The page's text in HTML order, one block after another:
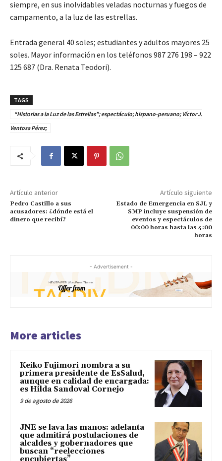
siempre, en sus inolvidables veladas nocturnas y fuegos de
campamento, a la luz de las estrellas.
Entrada general 40 soles; estudiantes y adultos mayores 25
soles. Mayor información en los teléfonos 987 276 198 – 922
125 687 (Dra. Renata Teodori).
TAGS
“Historias a la Luz de las Estrellas”; espectáculo; hispano-peruano; Víctor J.
Ventosa Pérez;
Artículo anterior
Pedro Castillo a sus
acusadores: ¿dónde está el
dinero que recibí?
Artículo siguiente
Estado de Emergencia en SJL y
SMP incluye suspensión de
eventos y espectáculos de
00:00 horas hasta las 4:00
horas
- Advertisement -
More articles
Keiko Fujimori nombra a su
primera presidente de EsSalud,
aunque en calidad de encargada:
es Hilda Sandoval Cornejo
9 de agosto de 2026
JNE se lava las manos: adelanta
que admitirá postulaciones de
alcaldes y gobernadores que
buscan “reelecciones